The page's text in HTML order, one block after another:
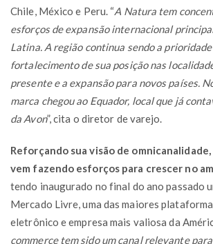
Chile, México e Peru. “A Natura tem
esforços de expansão internacional
Latina. A região continua sendo a
fortalecimento de sua posição nas
presente e a expansão para novos países.
marca chegou ao Equador, local que já
da Avon”, cita o diretor de varejo.
Reforçando sua visão de omnicanalidade,
vem fazendo esforços para crescer no
tendo inaugurado no final do ano passado
Mercado Livre, uma das maiores
eletrônico e empresa mais valiosa da
commerce tem sido um canal relevante